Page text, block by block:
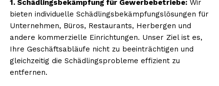
1. Schädlingsbekämpfung für Gewerbebetriebe: Wir
bieten individuelle Schädlingsbekämpfungslösungen für
Unternehmen, Büros, Restaurants, Herbergen und
andere kommerzielle Einrichtungen. Unser Ziel ist es,
Ihre Geschäftsabläufe nicht zu beeinträchtigen und
gleichzeitig die Schädlingsprobleme effizient zu
entfernen.